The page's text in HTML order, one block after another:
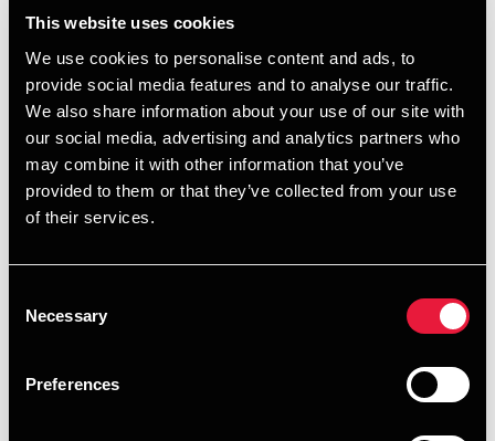
This website uses cookies
We use cookies to personalise content and ads, to
provide social media features and to analyse our traffic.
We also share information about your use of our site with
our social media, advertising and analytics partners who
may combine it with other information that you’ve
provided to them or that they’ve collected from your use
of their services.
Selection
Necessary
Preferences
fuldtidsansat
Udenlandsk arbejdskraft
Mange danske virksomheder gør brug af udenlandsk
arbejdskraft, men ved betalingen af medarbejderne
udenlandske virksomheder, ligesom betalingen tit sker
hertil.